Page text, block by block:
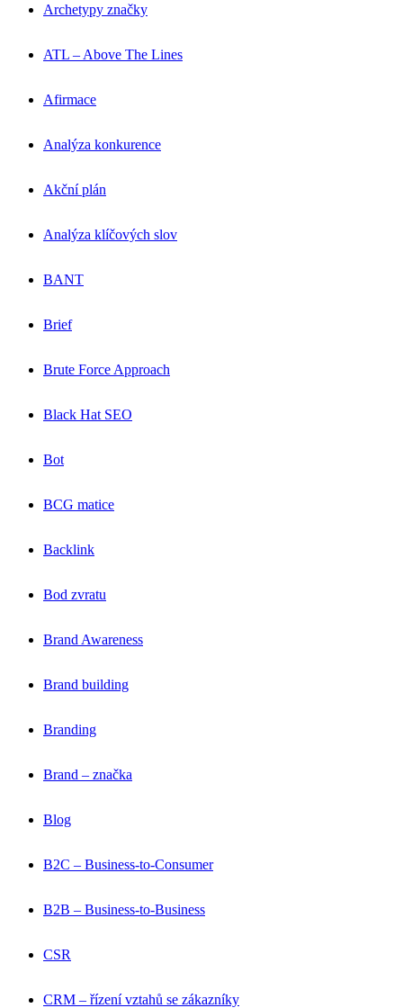
Archetypy značky
ATL – Above The Lines
Afirmace
Analýza konkurence
Akční plán
Analýza klíčových slov
BANT
Brief
Brute Force Approach
Black Hat SEO
Bot
BCG matice
Backlink
Bod zvratu
Brand Awareness
Brand building
Branding
Brand – značka
Blog
B2C – Business-to-Consumer
B2B – Business-to-Business
CSR
CRM – řízení vztahů se zákazníky